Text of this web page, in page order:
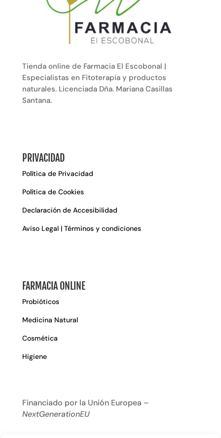
Tienda online de Farmacia El Escobonal |
Especialistas en Fitoterapia y productos
naturales. Licenciada Dña. Mariana Casillas
Santana.
PRIVACIDAD
Política de Privacidad
Política de Cookies
Declaración de Accesibilidad
Aviso Legal | Términos y condiciones
FARMACIA ONLINE
Probióticos
Medicina Natural
Cosmética
Higiene
Financiado por la Unión Europea –
NextGenerationEU